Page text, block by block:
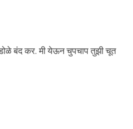
बंद कर. मी येऊन चुपचाप तुझी चूत